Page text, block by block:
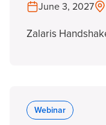
June 3, 2027
Zalaris
Webinar